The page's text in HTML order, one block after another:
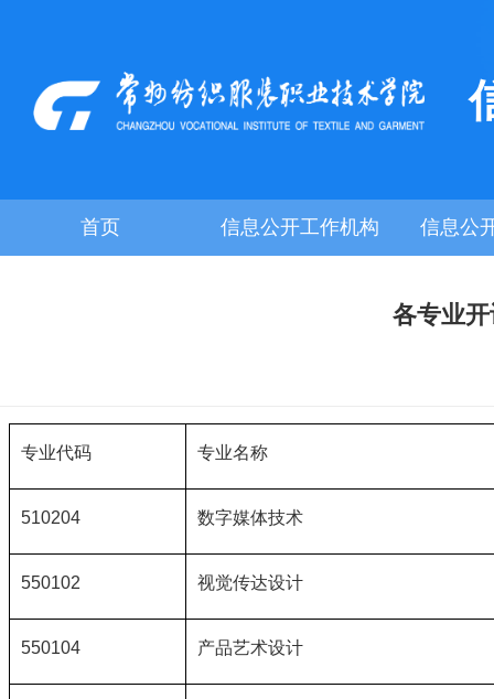
首页 信息公开工作机构 信息公
各专业
专业代码 专业名称
510204 数字媒体技术
550102 视觉传达设计
550104 产品艺术设计